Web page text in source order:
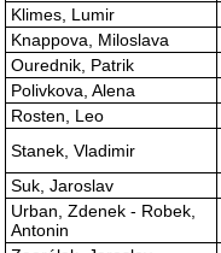
Klimes, Lumir
Knappova, Miloslava
Ourednik, Patrik
Polivkova, Alena
Rosten, Leo
Stanek, Vladimir
Suk, Jaroslav
Urban, Zdenek - Robek,
Antonin